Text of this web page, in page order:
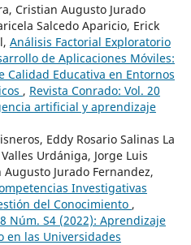
Cristian Augusto Jurado
Salcedo Aparicio, Erick
Análisis Factorial Exploratorio
de Aplicaciones Móviles:
Calidad Educativa en Entornos
, Revista Conrado: Vol. 20
artificial y aprendizaje
Eddy Rosario Salinas La
Urdániga, Jorge Luis
Jurado Fernandez,
Investigativas
del Conocimiento ,
Núm. S4 (2022): Aprendizaje
las Universidades